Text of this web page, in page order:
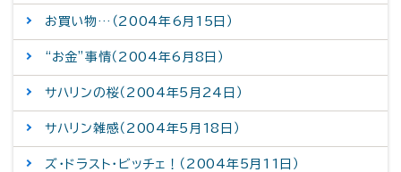
お買い物…（2004年6月15日）
“お金”事情（2004年6月8日）
サハリンの桜（2004年5月24日）
サハリン雑感（2004年5月18日）
ズ・ドラスト・ビッチェ！（2004年5月11日）